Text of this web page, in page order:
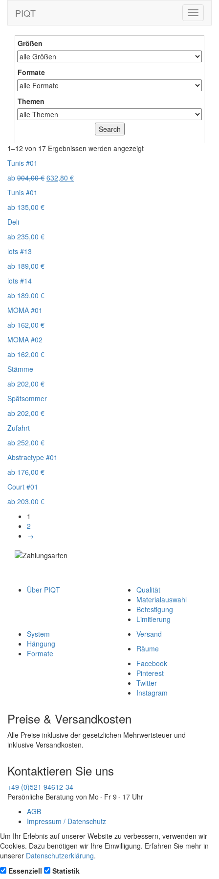
Toggle
PIQT
Größen
Formate
Themen
1–12 von 17 Ergebnissen werden angezeigt
Tunis #01
ab 904,00€ 632,80 €
Tunis #01
ab 135,00 €
Deli
ab 235,00 €
lots #13
ab 189,00 €
lots #14
ab 189,00 €
MOMA #01
ab 162,00 €
MOMA #02
ab 162,00 €
Stämme
ab 202,00 €
Spätsommer
ab 202,00 €
Zufahrt
ab 252,00 €
Abstractype #01
ab 176,00 €
Court #01
ab 203,00 €
1
2
→
Über PIQT
Qualität
Materialauswahl
Befestigung
Limitierung
System
Hängung
Formate
Versand
Räume
Facebook
Pinterest
Twitter
Instagram
Preise & Versandkosten
Alle Preise inklusive der gesetzlichen Mehrwertsteuer und
inklusive Versandkosten.
Kontaktieren Sie uns
+49 (0)521 94612-34
Persönliche Beratung von Mo - Fr 9 - 17 Uhr
AGB
Impressum / Datenschutz
Um Ihr Erlebnis auf unserer Website zu verbessern, verwenden wir
Cookies. Dazu benötigen wir Ihre Einwilligung. Erfahren Sie mehr in
unserer Datenschutzerklärung.
Essenziell
Statistik